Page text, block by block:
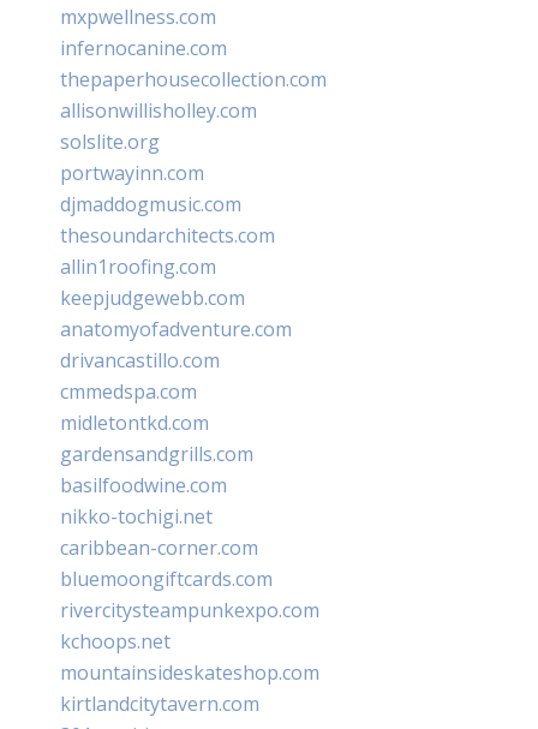
mxpwellness.com
infernocanine.com
thepaperhousecollection.com
allisonwillisholley.com
solslite.org
portwayinn.com
djmaddogmusic.com
thesoundarchitects.com
allin1roofing.com
keepjudgewebb.com
anatomyofadventure.com
drivancastillo.com
cmmedspa.com
midletontkd.com
gardensandgrills.com
basilfoodwine.com
nikko-tochigi.net
caribbean-corner.com
bluemoongiftcards.com
rivercitysteampunkexpo.com
kchoops.net
mountainsideskateshop.com
kirtlandcitytavern.com